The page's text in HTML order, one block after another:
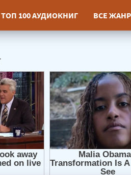
ТОП 100 АУДИОКНИГ ВСЕ